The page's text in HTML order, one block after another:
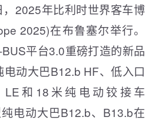
2025年比利时世界客车博
2025)在布鲁塞尔举行。
平台3.0重磅打造的新品
动大巴B12.b HF、低入口
LE和18米纯电动铰接车
电动大巴B12.b、B13.b在